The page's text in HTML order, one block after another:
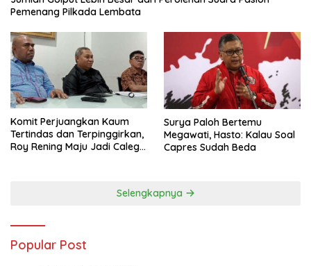
Pemenang Pilkada Lembata
Komit Perjuangkan Kaum
Tertindas dan Terpinggirkan,
Roy Rening Maju Jadi Caleg
Surya Paloh Bertemu
Megawati, Hasto: Kalau Soal
Capres Sudah Beda
Selengkapnya
Popular Post